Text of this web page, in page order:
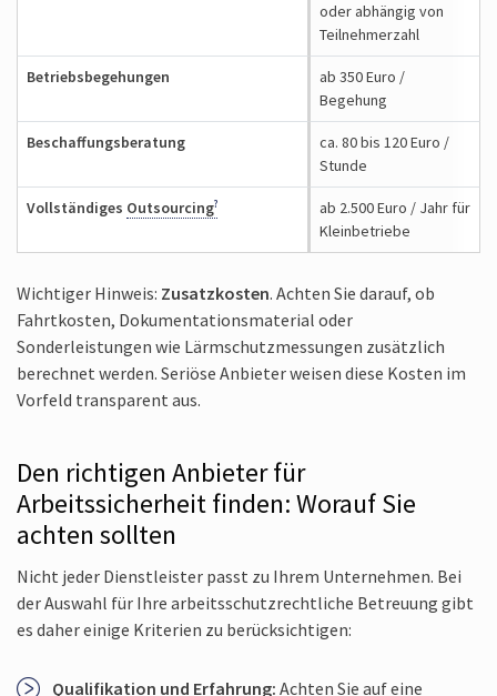
oder abhängig von
Teilnehmerzahl
Betriebs­begehungen
ab 350 Euro /
Begehung
Beschaffungs­beratung
ca. 80 bis 120 Euro /
Stunde
Vollständiges Outsourcing
ab 2.500 Euro / Jahr für
Kleinbetriebe
Wichtiger Hinweis: Zusatzkosten. Achten Sie darauf, ob
Fahrtkosten, Dokumentations­material oder
Sonderleistungen wie Lärm­schutzmessungen zusätzlich
berechnet werden. Seriöse Anbieter weisen diese Kosten im
Vorfeld transparent aus.
Den richtigen Anbieter für
Arbeitssicherheit finden: Worauf Sie
achten sollten
Nicht jeder Dienstleister passt zu Ihrem Unternehmen. Bei
der Auswahl für Ihre arbeitsschutz­rechtliche Betreuung gibt
es daher einige Kriterien zu berücksichtigen:
Qualifikation und Erfahrung: Achten Sie auf eine